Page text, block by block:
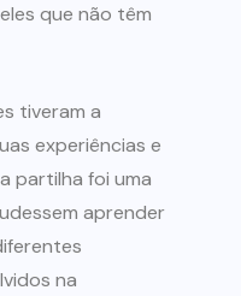
que não têm
tiveram a
experiências e
partilha foi uma
aprender
na